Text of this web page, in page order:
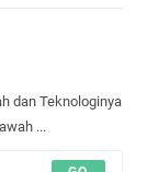
dan Teknologinya
...